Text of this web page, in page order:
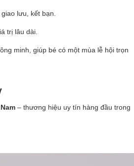
lưu, kết bạn.
trị lâu dài.
minh, giúp bé có một mùa lễ hội trọn
– thương hiệu uy tín hàng đầu trong